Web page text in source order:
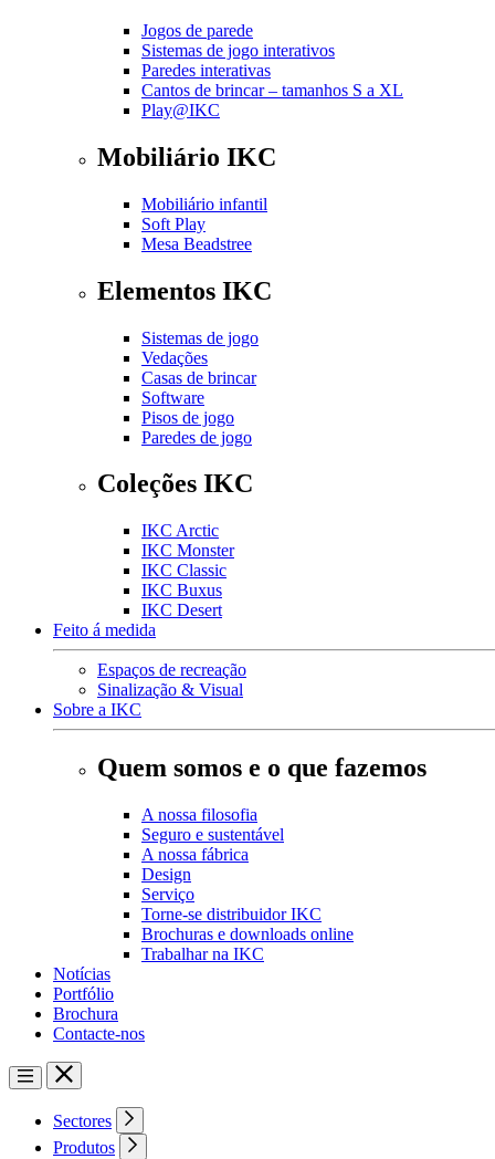
Jogos de parede
Sistemas de jogo interativos
Paredes interativas
Cantos de brincar – tamanhos S a XL
Play@IKC
Mobiliário IKC
Mobiliário infantil
Soft Play
Mesa Beadstree
Elementos IKC
Sistemas de jogo
Vedações
Casas de brincar
Software
Pisos de jogo
Paredes de jogo
Coleções IKC
IKC Arctic
IKC Monster
IKC Classic
IKC Buxus
IKC Desert
Feito á medida
Espaços de recreação
Sinalização & Visual
Sobre a IKC
Quem somos e o que fazemos
A nossa filosofia
Seguro e sustentável
A nossa fábrica
Design
Serviço
Torne-se distribuidor IKC
Brochuras e downloads online
Trabalhar na IKC
Notícias
Portfólio
Brochura
Contacte-nos
Sectores
Produtos